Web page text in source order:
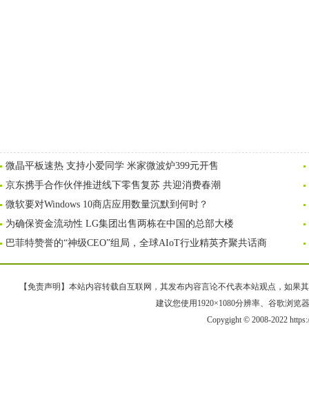
微晶平板速热 支持小爱同学 米家微波炉399元开售
京东携手合作伙伴推进线下零售复苏 共迎消费春潮
微软要对Windows 10商店应用数量沉默到何时？
为确保资金流动性 LG集团出售两栋在中国的总部大楼
巴菲特赞誉的“神级CEO”组局，全球AIoT行业精英齐聚共话商
【免责声明】本站内容转载自互联网，其发布内容言论不代表本站观点，如果
建议您使用1920×1080分辨率、谷歌浏览
Copygight © 2008-2022